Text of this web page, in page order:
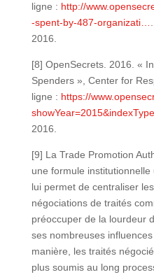
ligne : http://
-spent-by-487-organizati…
2016.
[8] OpenSecrets. 2016. «
Spenders », Center for
ligne : https://
2016.
[9] La Trade Promotion
une formule
lui permet de centraliser
négociations de traités
préoccuper de la lourdeur
ses nombreuses
manière, les traités
plus soumis au long